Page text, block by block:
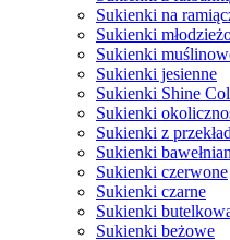
Sukienki na
Sukienki
Sukienki
Sukienki jesienne
Sukienki Shine
Sukienki
Sukienki z
Sukienki
Sukienki czerwone
Sukienki czarne
Sukienki
Sukienki beżowe